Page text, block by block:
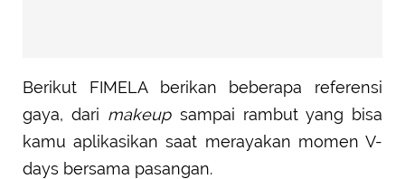
Berikut FIMELA berikan beberapa referensi
gaya, dari makeupsampai rambut yang bisa
kamu aplikasikan saat merayakan momen V-
days bersama pasangan.